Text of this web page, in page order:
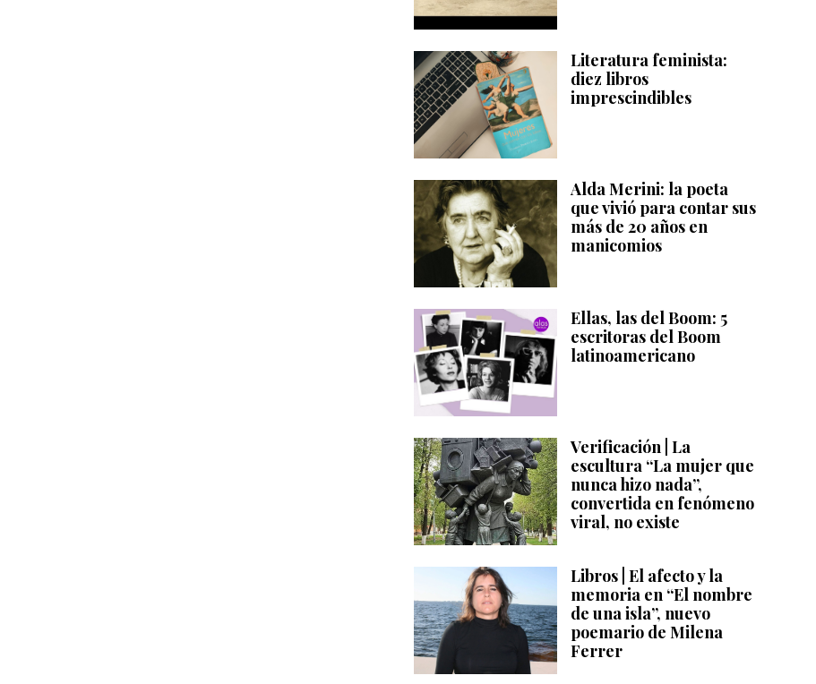
Literatura feminista:
diez libros
imprescindibles
Alda Merini: la poeta
que vivió para contar sus
más de 20 años en
manicomios
Ellas, las del Boom: 5
escritoras del Boom
latinoamericano
Verificación | La
escultura “La mujer que
nunca hizo nada”,
convertida en fenómeno
viral, no existe
Libros | El afecto y la
memoria en “El nombre
de una isla”, nuevo
poemario de Milena
Ferrer